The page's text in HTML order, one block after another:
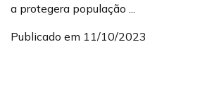
a protegera população ...
Publicado em 11/10/2023